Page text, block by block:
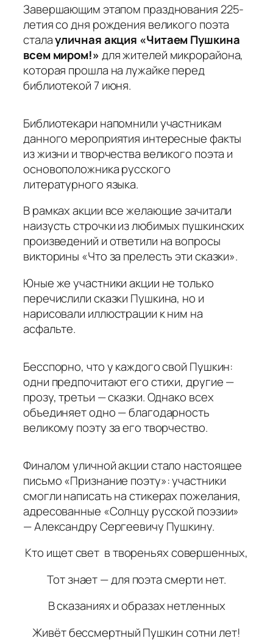
Завершающим этапом празднования 225-
летия со дня рождения великого поэта
сталауличная акция «Читаем Пушкина
всем миром!» для жителей микрорайона,
которая прошла на лужайке перед
библиотекой 7 июня.
Библиотекари напомнили участникам
данного мероприятия интересные факты
из жизни и творчества великого поэта и
основоположника русского
литературного языка.
В рамках акции все желающие зачитали
наизусть строчки из любимых пушкинских
произведений и ответили на вопросы
викторины «Что за прелесть эти сказки».
Юные же участники акции не только
перечислили сказки Пушкина, но и
нарисовали иллюстрации к ним на
асфальте.
Бесспорно, что у каждого свой Пушкин:
одни предпочитают его стихи, другие —
прозу, третьи — сказки. Однако всех
объединяет одно — благодарность
великому поэту за его творчество.
Финалом уличной акции стало настоящее
письмо «Признание поэту»: участники
смогли написать на стикерах пожелания,
адресованные «Солнцу русской поэзии»
— Александру Сергеевичу Пушкину.
Кто ищет свет в твореньях совершенных,
Тот знает — для поэта смерти нет.
В сказаниях и образах нетленных
Живёт бессмертный Пушкин сотни лет!